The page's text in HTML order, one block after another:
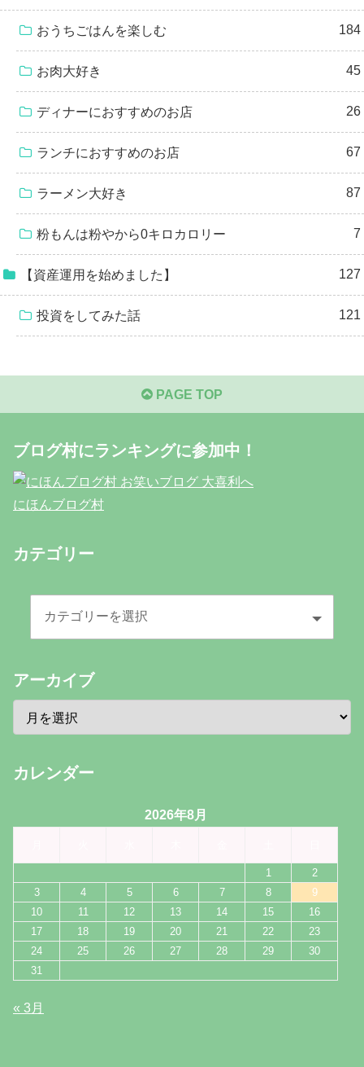
おうちごはんを楽しむ 184
お肉大好き 45
ディナーにおすすめのお店 26
ランチにおすすめのお店 67
ラーメン大好き 87
粉もんは粉やから0キロカロリー 7
【資産運用を始めました】 127
投資をしてみた話 121
PAGE TOP
ブログ村にランキングに参加中！
にほんブログ村
カテゴリー
アーカイブ
カレンダー
2026年8月
1
2
3
4 5 6 7 8
9
10
11 12 13 14 15
16
17
18 19 20 21 22
23
24
25 26 27 28 29
30
31
« 3月